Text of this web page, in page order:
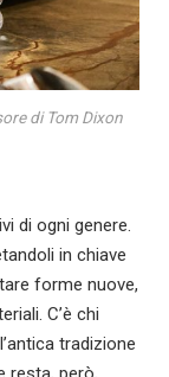
di Tom Dixon
di ogni genere.
in chiave
forme nuove,
C’è chi
tradizione